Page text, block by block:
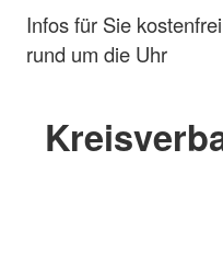
Infos für Sie kostenfrei
rund um die Uhr